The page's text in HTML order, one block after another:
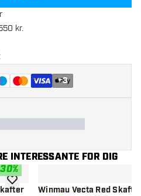
kr.
+3
INTERESSANTE FOR DIG
30%
tilføje til ønskeliste
Winmau Vecta Red